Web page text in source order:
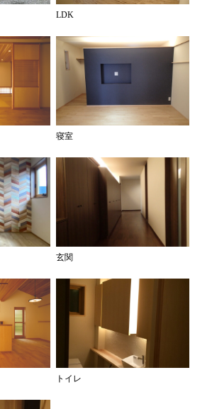
LDK
寝室
玄関
トイレ